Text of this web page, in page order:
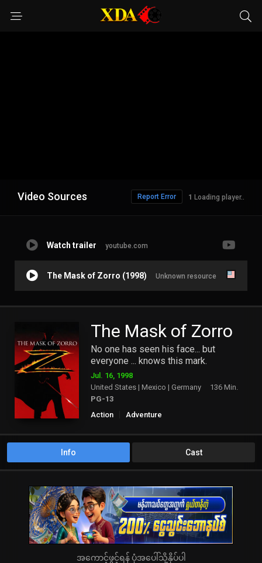
Video Sources Loading player..
Report Error
Watch trailer youtube.com
The Mask of Zorro (1998) Unknown resource
The Mask of Zorro
No one has seen his face... but
everyone ... knows this mark.
Jul. 16, 1998
United States | Mexico | Germany
136 Min.
PG-13
Action
Adventure
Info Cast
အကောင့်ဖွင့်ရန် ပုံအပေါ်သို့နှိပ်ပါ